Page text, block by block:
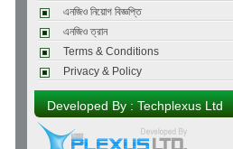
এনজিও নিয়োগ বিজ্ঞপ্তি
এনজিও ত্রান
Terms & Conditions
Privacy & Policy
Developed By : Techplexus Ltd